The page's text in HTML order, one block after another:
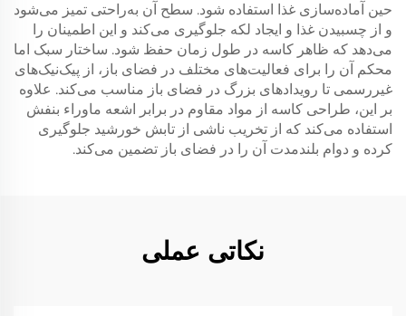
حین آماده‌سازی غذا استفاده شود. سطح آن به‌راحتی تمیز می‌شود
و از چسبیدن غذا و ایجاد لکه جلوگیری می‌کند و این اطمینان را
می‌دهد که ظاهر کاسه در طول زمان حفظ شود. ساختار سبک اما
محکم آن را برای فعالیت‌های مختلف در فضای باز، از پیک‌نیک‌های
غیررسمی تا رویدادهای بزرگ در فضای باز مناسب می‌کند. علاوه
بر این، طراحی کاسه از مواد مقاوم در برابر اشعه ماوراء بنفش
استفاده می‌کند که از تخریب ناشی از تابش خورشید جلوگیری
کرده و دوام بلندمدت آن را در فضای باز تضمین می‌کند.
نکاتی عملی